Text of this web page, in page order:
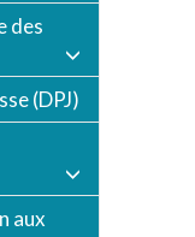
des
(DPJ)
aux